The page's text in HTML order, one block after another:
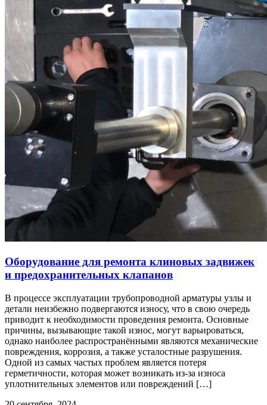
Оборудование для ремонта клиновых задвижек
и предохранительных клапанов
В процессе эксплуатации трубопроводной арматуры узлы и
детали неизбежно подвергаются износу, что в свою очередь
приводит к необходимости проведения ремонта. Основные
причины, вызывающие такой износ, могут варьироваться,
однако наиболее распространёнными являются механические
повреждения, коррозия, а также усталостные разрушения.
Одной из самых частых проблем является потеря
герметичности, которая может возникать из-за износа
уплотнительных элементов или повреждений […]